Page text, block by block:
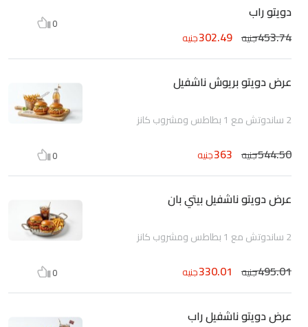
دويتو راب
453.74جنيه 302.49جنيه
0
عرض دويتو بريوش ناشفيل
2 ساندوتش مع 1 بطاطس ومشروب كانز
544.50جنيه 363جنيه 0
عرض دويتو ناشفيل بيتي بان
2 ساندوتش مع 1 بطاطس ومشروب كانز
495.01جنيه 330.01جنيه 0
عرض دويتو ناشفيل راب